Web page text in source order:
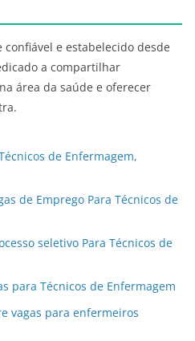
confiável e estabelecido desde
a compartilhar
área da saúde e oferecer
de Enfermagem,
de Emprego Para Técnicos de
seletivo Para Técnicos de
para Técnicos de Enfermagem
vagas para enfermeiros